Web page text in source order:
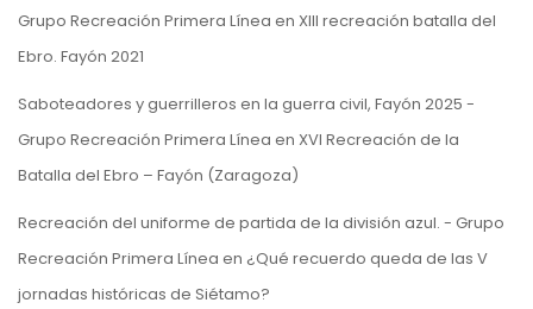
Grupo Recreación Primera Línea en XIII recreación batalla del
Ebro. Fayón 2021
Saboteadores y guerrilleros en la guerra civil, Fayón 2025 -
Grupo Recreación Primera Línea en XVI Recreación de la
Batalla del Ebro – Fayón (Zaragoza)
Recreación del uniforme de partida de la división azul. - Grupo
Recreación Primera Línea en ¿Qué recuerdo queda de las V
jornadas históricas de Siétamo?